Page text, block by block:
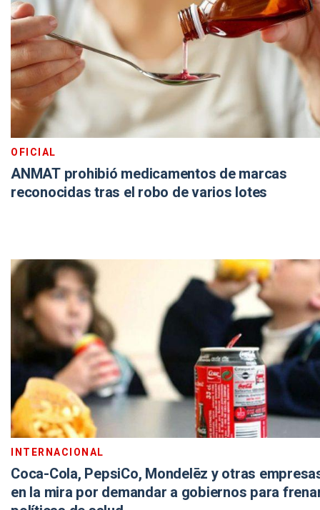
OFICIAL
ANMAT prohibió medicamentos de marcas
reconocidas tras el robo de varios lotes
INTERNACIONAL
Coca-Cola, PepsiCo, Mondelēz y otras
en la mira por demandar a gobiernos para